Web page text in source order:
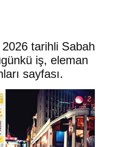
tarihli Sabah
iş, eleman
sayfası.